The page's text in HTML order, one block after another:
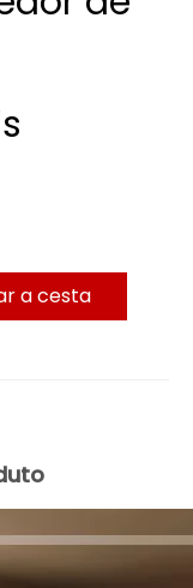
a cesta